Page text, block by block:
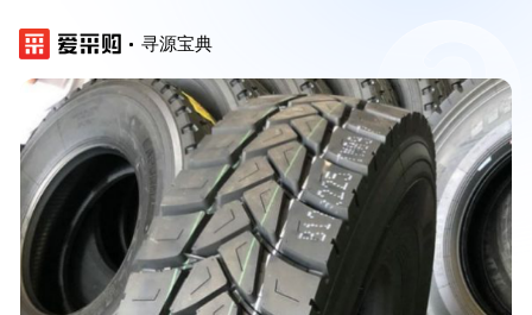
寻源宝典